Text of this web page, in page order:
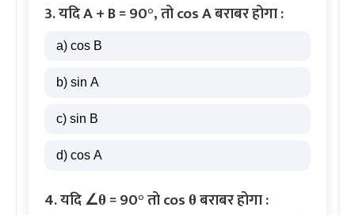
3. यदि A + B = 90°, तो cos A बराबर होगा :
a) cos B
b) sin A
c) sin B
d) cos A
4. यदि ∠θ = 90° तो cos θ बराबर होगा :